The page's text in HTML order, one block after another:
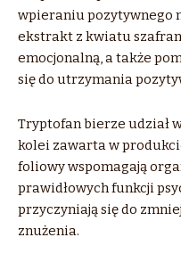
wpieraniu pozytywnego
ekstrakt z kwiatu
emocjonalną, a także
się do utrzymania
Tryptofan bierze udział
kolei zawarta w
foliowy wspomagają
prawidłowych funkcji
przyczyniają się do
znużenia.